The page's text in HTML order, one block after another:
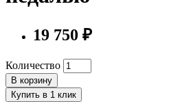
19 750 ₽
Количество
В корзину
Купить в 1 клик